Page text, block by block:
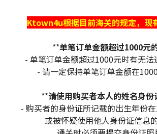
Ktown4u根据目前海关的规定，现
**单笔订单金额超过1000元
- 单笔订单金额超过1000元时有无法
- 请一定保持单笔订单金额在1000
**请使用购买者本人的姓名身份
- 购买者的身份证所记载的出生年份
或被怀疑使用他人身份证信息的